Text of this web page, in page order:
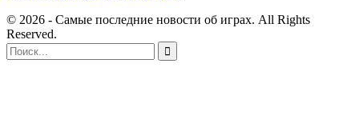
© 2026 - Самые последние новости об играх. All Rights
Reserved.